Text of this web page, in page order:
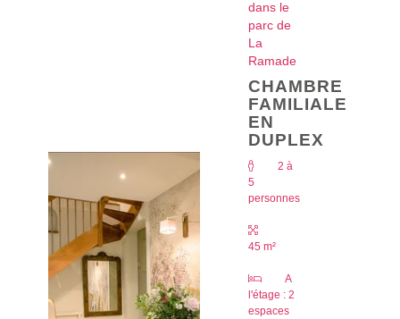
CHAMBRE
FAMILIALE
EN
DUPLEX
dans le
parc de
La
Ramade
2 à
5
personnes
45 m²
A
l'étage : 2
espaces